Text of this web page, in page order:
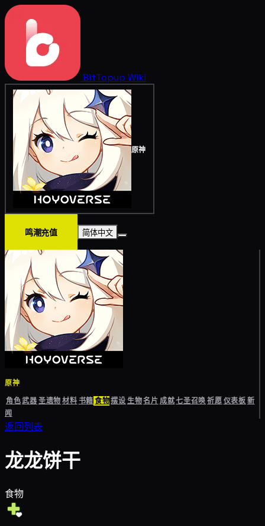
BitTopup Wiki
原神
鸣潮充值 简体中文
原神
角色武器圣遗物材料书籍食物摆设生物名片成就七圣召唤祈愿仪表板新
闻
返回列表
龙龙饼干
食物